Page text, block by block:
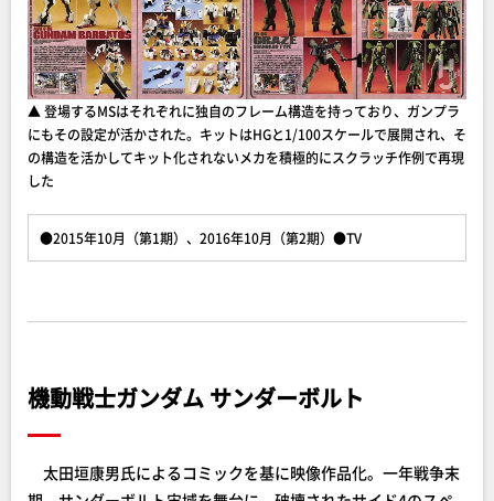
▲ 登場するMSはそれぞれに独自のフレーム構造を持っており、ガンプラ
にもその設定が活かされた。キットはHGと1/100スケールで展開され、そ
の構造を活かしてキット化されないメカを積極的にスクラッチ作例で再現
した
●2015年10月（第1期）、2016年10月（第2期）●TV
機動戦士ガンダム サンダーボルト
太田垣康男氏によるコミックを基に映像作品化。一年戦争末